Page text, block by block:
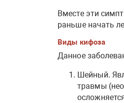
Вместе эти
раньше начать
Виды кифоза
Данное
Шейный.
травмы